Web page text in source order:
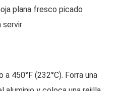
plana fresco picado
servir
a 450°F (232°C). Forra una